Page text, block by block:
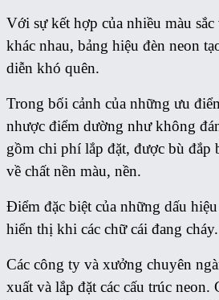
Với sự kết hợp của nhiều màu sắc
khác nhau, bảng hiệu đèn neon
diễn khó quên.
Trong bối cảnh của những ưu
nhược điểm dường như không
gồm chi phí lắp đặt, được bù đắp
về chất nền màu, nền.
Điểm đặc biệt của những dấu
hiển thị khi các chữ cái đang cháy.
Các công ty và xưởng chuyên
xuất và lắp đặt các cấu trúc neon.